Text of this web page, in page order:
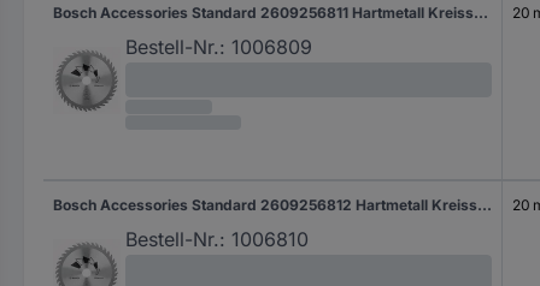
Bosch Accessories Standard 2609256811 Hartmetall Kreissägeblatt 160 x 20 mm Zähneanzahl: 40 1 St.
Bestell-Nr.: 1006809
20
Bosch Accessories Standard 2609256812 Hartmetall Kreissägeblatt 170 x 20 mm Zähneanzahl: 24 1 St.
Bestell-Nr.: 1006810
20